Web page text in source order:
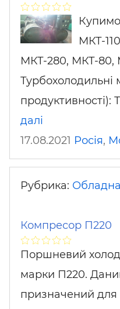
Купимо
МКТ-
МКТ-280, МКТ-80,
далі
17.08.2021 Росія,
Рубрика:
Компресор П220
Поршневий
марки П220.
призначений для